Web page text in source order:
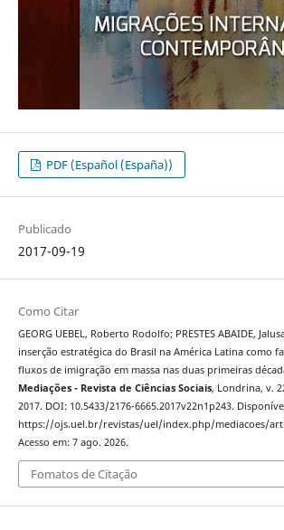
PDF (Español (España))
Publicado
2017-09-19
Como Citar
GEORG UEBEL, Roberto Rodolfo; PRESTES ABAIDE,
inserção estratégica do Brasil na América Latina como
fluxos de imigração em massa nas duas primeiras
Mediações - Revista de Ciências Sociais, Londrina, v.
2017. DOI: 10.5433/2176-6665.2017v22n1p243.
https://ojs.uel.br/revistas/uel/index.php/mediacoes/
Acesso em: 7 ago. 2026.
Fomatos de Citação